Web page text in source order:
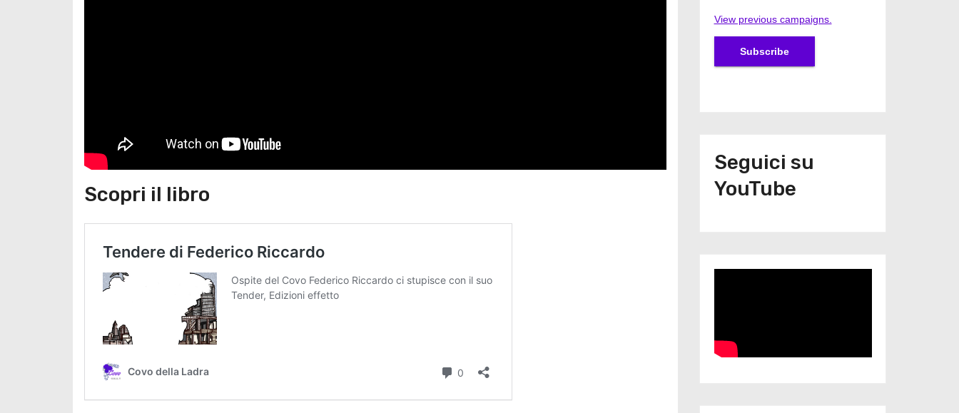
Scopri il libro
View previous campaigns.
Seguici su
YouTube